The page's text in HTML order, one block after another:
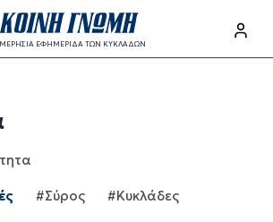
κυρίως περιεχόμενο
ΕΦΗΜΕΡΙΔΑ ΤΩΝ ΚΥΚΛΑΔΩΝ
#Σύρος #Κυκλάδες